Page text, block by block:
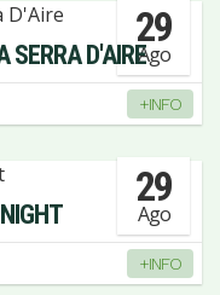
29
Ago
SERRA D'AIRE
+INFO
29
Ago
+INFO